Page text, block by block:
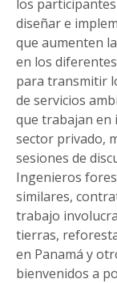
los
diseñar e
que aumenten
en los
para transmitir
de servicios
que trabajan en
sector privado,
sesiones de
Ingenieros
similares,
trabajo
tierras,
en Panamá y
bienvenidos a